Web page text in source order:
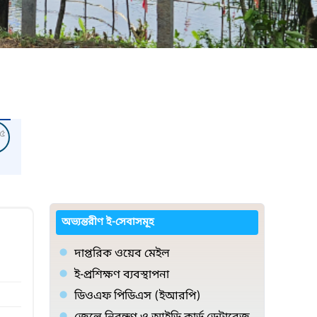
অভ্যন্তরীণ ই-সেবাসমূহ
দাপ্তরিক ওয়েব মেইল
ই-প্রশিক্ষণ ব্যবস্থাপনা
ডিওএফ পিডিএস (ইআরপি)